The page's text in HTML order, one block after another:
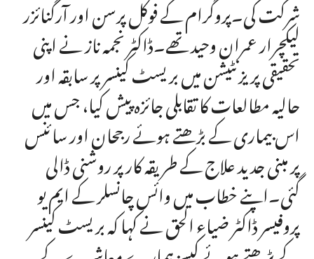
شرکت کی۔پروگرام کے فوکل پرسن اور آرگنائزر
لیکچرار عمران وحید تھے۔ڈاکٹر نجمہ ناز نے اپنی
تحقیقی پریزنٹیشن میں بریسٹ کینسر پر سابقہ اور
حالیہ مطالعات کا تقابلی جائزہ پیش کیا، جس میں
اس بیماری کے بڑھتے ہوئے رجحان اور سائنس
پر مبنی جدید علاج کے طریقہ کار پر روشنی ڈالی
گئی۔اپنے خطاب میں وائس چانسلر کے ایم یو
پروفیسر ڈاکٹر ضیاء الحق نے کہا کہ بریسٹ کینسر